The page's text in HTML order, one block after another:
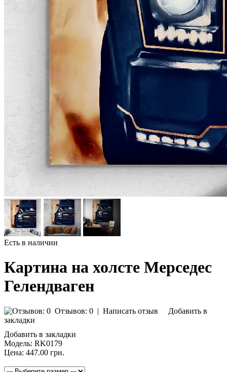
Есть в наличии
Картина на холсте Мерседес
Гелендваген
Отзывов: 0 | Написать отзыв
Добавить в
закладки
Добавить в закладки
Модель: RK0179
Цена: 447.00 грн.